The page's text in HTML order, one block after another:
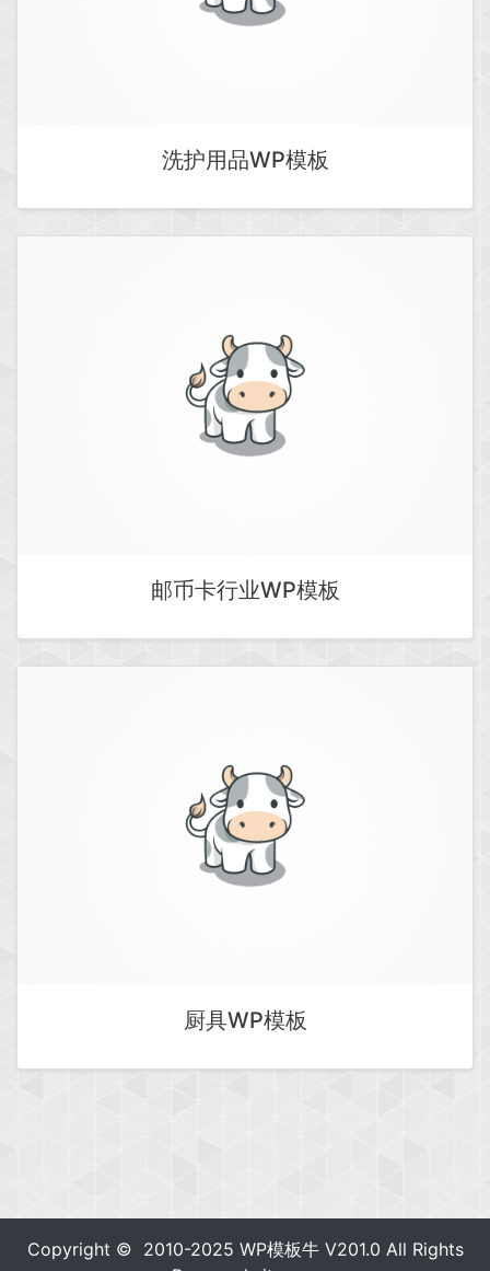
洗护用品WP模板
邮币卡行业WP模板
厨具WP模板
Copyright © 2010-2025 WP模板牛V201.0 All Rights